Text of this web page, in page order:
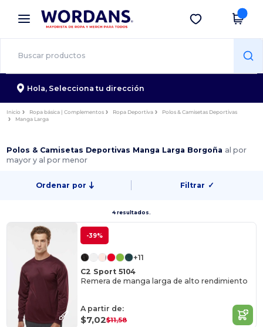
× App de Wordans
¡Mejores precios en app!
Descargar app
Hola, Selecciona tu dirección
Inicio Ropa básica | Complementos Ropa Deportiva
Polos & Camisetas Deportivas
Manga Larga
Polos & Camisetas Deportivas Manga Larga Borgoña al por
mayor y al por menor
Ordenar por Filtrar ✓
4 resultados.
-39%
+11
C2 Sport 5104
Remera de manga larga de alto rendimiento
A partir de:
$7,02$11,58